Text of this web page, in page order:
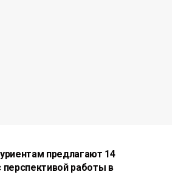
предлагают 14
перспективой работы в